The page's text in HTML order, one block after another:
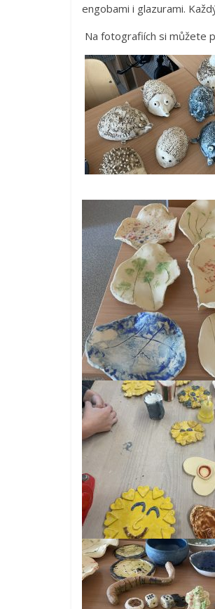
engobami i glazurami.
Na fotografiích si můžete